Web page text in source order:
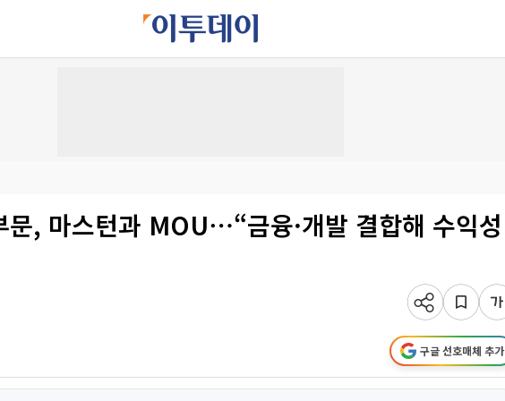
문, 마스턴과 MOU⋯“금융·개발 결합해 수익성
구글 선호매체 추가